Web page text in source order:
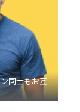
同士もお互